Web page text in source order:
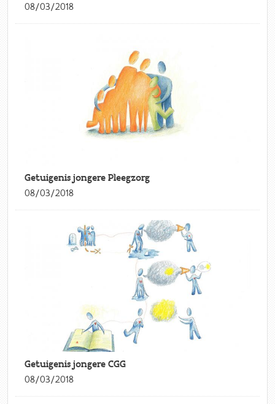
08/03/2018
Getuigenis jongere Pleegzorg
08/03/2018
Getuigenis jongere CGG
08/03/2018